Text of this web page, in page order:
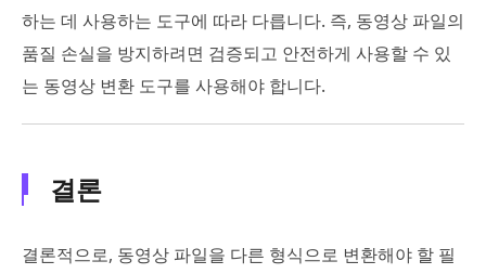
하는 데 사용하는 도구에 따라 다릅니다. 즉, 동영상 파일의
품질 손실을 방지하려면 검증되고 안전하게 사용할 수 있
는 동영상 변환 도구를 사용해야 합니다.
결론
결론적으로, 동영상 파일을 다른 형식으로 변환해야 할 필